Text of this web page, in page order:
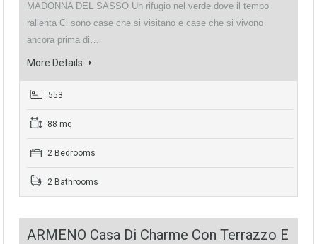
MADONNA DEL SASSO Un rifugio nel verde dove il tempo
rallenta Ci sono case che si visitano e case che si vivono
ancora prima di…
More Details
553
88 mq
2 Bedrooms
2 Bathrooms
ARMENO Casa Di Charme Con Terrazzo E